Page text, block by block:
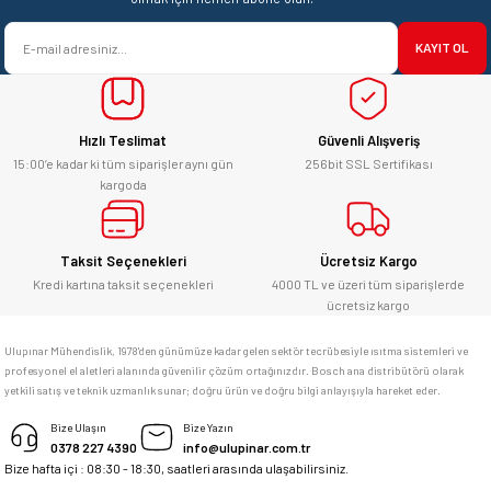
Ürün bilgilerinde hatalar bulunuyor.
Ürün fiyatı diğer sitelerden daha pahalı.
Bu ürüne benzer farklı alternatifler olmalı.
satışı ve alış veriş deneyimi gayet
başarılı. hayırlı işler. teşekkürler.
yücel çağatay uzun | 12/06/2026
Kesinlikle orjinal ürün, güvenerek
alabilirsiniz.
E... Ü... | 10/06/2026
Bosch marka alet alacaksam kesinlikle
adresim Ulupınar.com.tr
memnun kaldım
Deneyimini Paylaş
KAYIT OL
Hızlı Teslimat
15:00’e kadar ki tüm siparişler aynı gün
kargoda
Güvenli Alışveriş
256bit SSL Sertifikası
Taksit Seçenekleri
Kredi kartına taksit seçenekleri
Ücretsiz Kargo
4000 TL ve üzeri tüm siparişlerde
ücretsiz kargo
Ulupınar Mühendislik, 1978'den günümüze kadar gelen sektör tecrübesiyle ısıtma sistemleri ve
profesyonel el aletleri alanında güvenilir çözüm ortağınızdır. Bosch ana distribütörü olarak
yetkili satış ve teknik uzmanlık sunar; doğru ürün ve doğru bilgi anlayışıyla hareket eder.
Bize Ulaşın
0378 227 4390
Bize Yazın
info@ulupinar.com.tr
Bize hafta içi : 08:30 - 18:30, saatleri arasında ulaşabilirsiniz.